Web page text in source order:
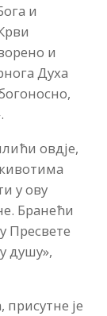
и
и
Духа
овдје,
у ову
Бранећи
Пресвете
душу»,
је